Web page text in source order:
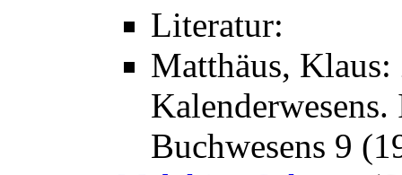
Literatur:
Matthäus, Klaus:
Buchwesens 9